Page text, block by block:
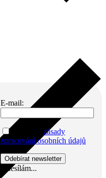
E-mail:
zásady
zpracování osobních údajů
Odesílám...